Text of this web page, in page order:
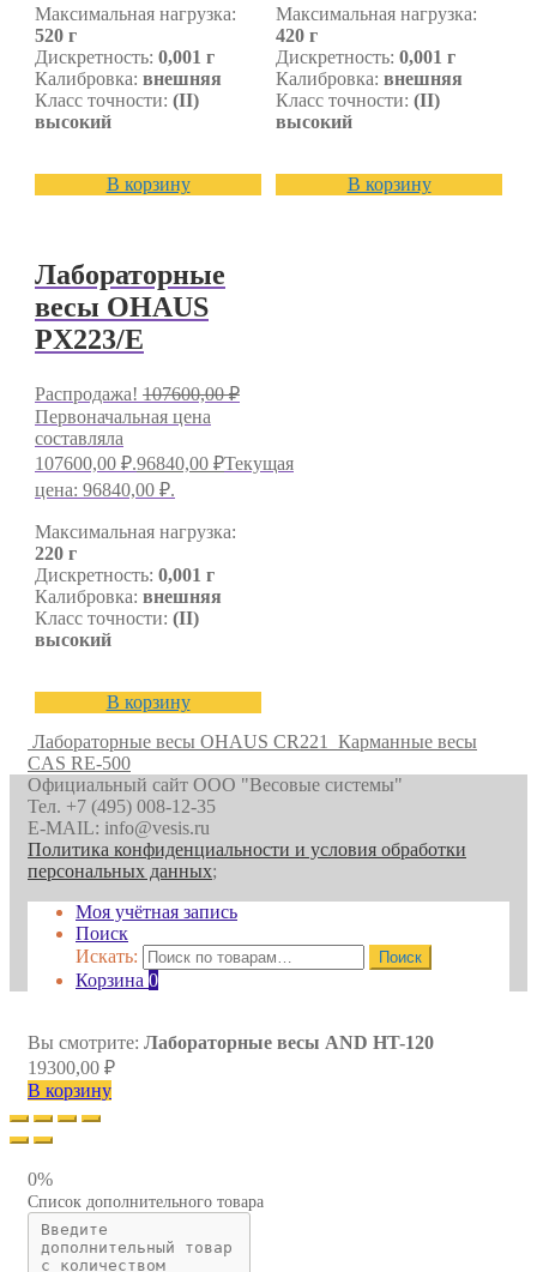
Максимальная нагрузка:
520 г
Дискретность: 0,001 г
Калибровка: внешняя
Класс точности: (II)
высокий
В корзину
Максимальная нагрузка:
420 г
Дискретность: 0,001 г
Калибровка: внешняя
Класс точности: (II)
высокий
В корзину
Лабораторные
весы OHAUS
PX223/E
Распродажа! 107600,00₽
Первоначальная цена
составляла
107600,00 ₽.96840,00 ₽Текущая
цена: 96840,00 ₽.
Максимальная нагрузка:
220 г
Дискретность: 0,001 г
Калибровка: внешняя
Класс точности: (II)
высокий
В корзину
Лабораторные весы OHAUS CR221
Карманные весы
CAS RE-500
Официальный сайт ООО "Весовые системы"
Тел. +7 (495) 008-12-35
E-MAIL: info@vesis.ru
Политика конфиденциальности и условия обработки
персональных данных;
Моя учётная запись
Поиск
Искать:
Поиск
Корзина 0
Вы смотрите: Лабораторные весы AND HT-120
19300,00 ₽
В корзину
0%
Список дополнительного товара